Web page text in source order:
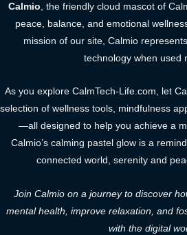
Calmio , the friendly cloud mascot of
peace, balance, and emotional
mission of our site, Calmio
technology when used
As you explore CalmTech-Life.com, let
selection of wellness tools, mindfulness
—all designed to help you achieve a
Calmio’s calming pastel glow is a
connected world, serenity and
Join Calmio on a journey to discover
mental health, improve relaxation, and
with the digital